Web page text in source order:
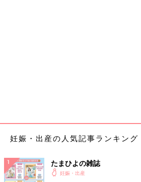
妊娠・出産の人気記事ランキング
たまひよの雑誌
妊娠・出産